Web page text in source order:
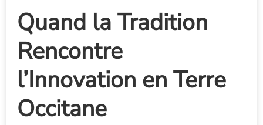
Quand la Tradition
Rencontre
l’Innovation en Terre
Occitane